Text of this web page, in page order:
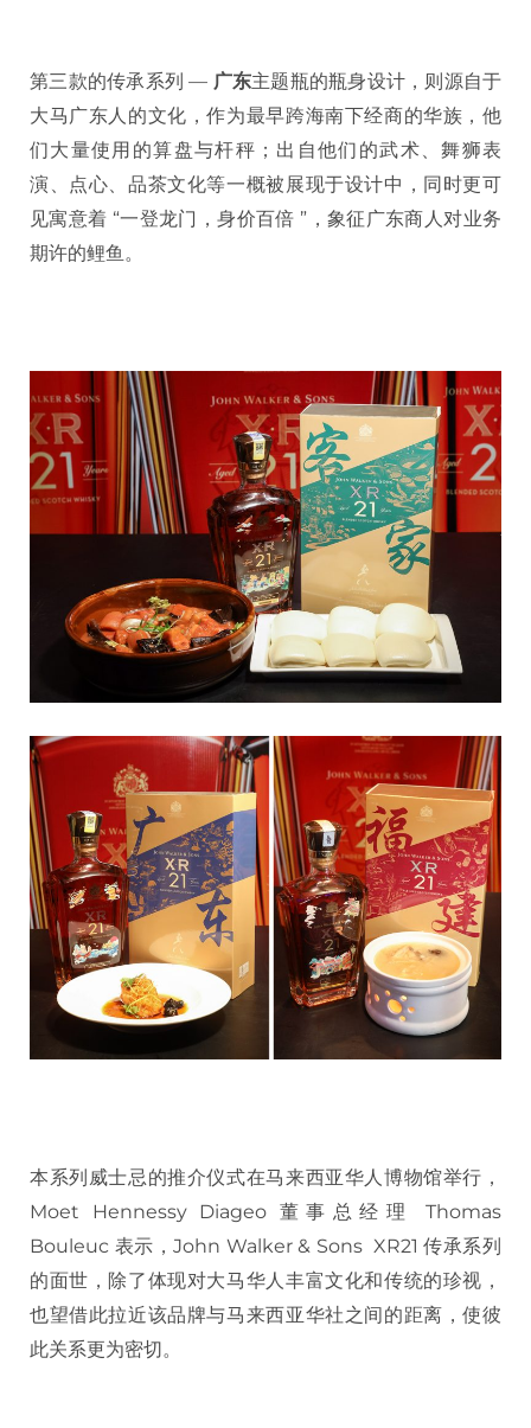
第三款的传承系列 — 广东主题瓶的瓶身设计，则源自于
大马广东人的文化，作为最早跨海南下经商的华族，他
们大量使用的算盘与杆秤；出自他们的武术、舞狮表
演、点心、品茶文化等一概被展现于设计中，同时更可
见寓意着 “一登龙门，身价百倍 ”，象征广东商人对业务
期许的鲤鱼。
本系列威士忌的推介仪式在马来西亚华人博物馆举行，
Moet Hennessy Diageo 董事总经理 Thomas
Bouleuc 表示，John Walker & Sons XR21 传承系列
的面世，除了体现对大马华人丰富文化和传统的珍视，
也望借此拉近该品牌与马来西亚华社之间的距离，使彼
此关系更为密切。